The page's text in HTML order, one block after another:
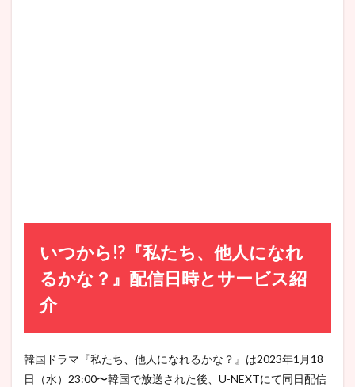
いつから!?『私たち、他人になれ
るかな？』配信日時とサービス紹
介
韓国ドラマ『私たち、他人になれるかな？』は2023年1月18
日（水）23:00〜韓国で放送された後、U-NEXTにて同日配信